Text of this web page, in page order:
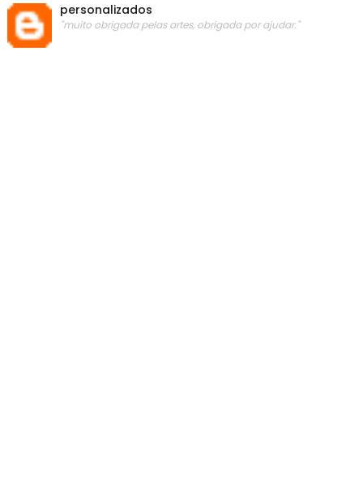
personalizados
"muito obrigada pelas artes, obrigada por ajudar."